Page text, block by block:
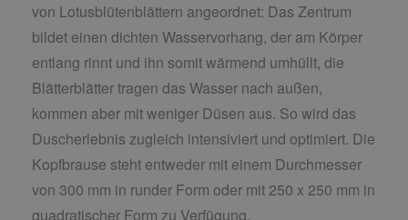
von Lotusblütenblättern angeordnet: Das Zentrum
bildet einen dichten Wasservorhang, der am Körper
entlang rinnt und ihn somit wärmend umhüllt, die
Blätterblätter tragen das Wasser nach außen,
kommen aber mit weniger Düsen aus. So wird das
Duscherlebnis zugleich intensiviert und optimiert. Die
Kopfbrause steht entweder mit einem Durchmesser
von 300 mm in runder Form oder mit 250 x 250 mm in
quadratischer Form zu Verfügung.